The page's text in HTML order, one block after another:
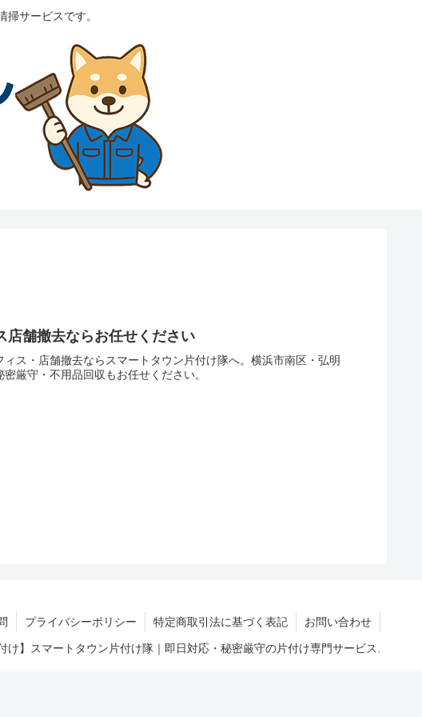
サービスです。
店舗撤去ならお任せください
ス・店舗撤去ならスマートタウン片付け隊へ。横浜市南区・弘明
厳守・不用品回収もお任せください。
プライバシーポリシー 特定商取引法に基づく表記 お問い合わせ
】スマートタウン片付け隊｜即日対応・秘密厳守の片付け専門サービス.